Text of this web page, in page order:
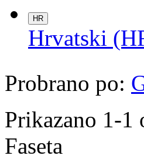
HR
Hrvatski
Probrano po:
Prikazano 1-1
Faseta